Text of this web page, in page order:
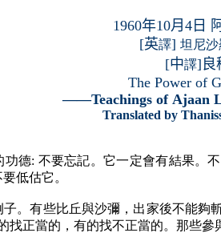
1960年10月 4 日
[英譯] 坦尼
[中譯]良
The Power of
——Teachings of Ajaan
Translated by
功德: 不要忘記。它一定會有結果。
低估它。
。有些比丘與沙彌，出家後不能夠
找正當的，有的找不正當的。那些參